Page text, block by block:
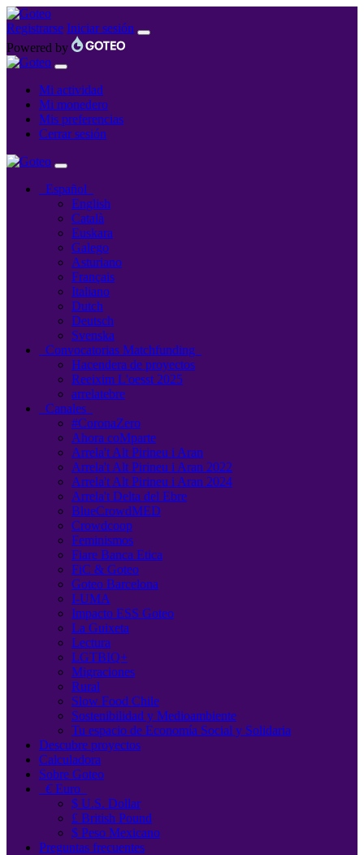
Registrarse Iniciar sesión
Powered by
Mi actividad
Mi monedero
Mis preferencias
Cerrar sesión
Español
English
Català
Euskara
Galego
Asturiano
Français
Italiano
Dutch
Deutsch
Svenska
Convocatorias Matchfunding
Hacendera de proyectos
Reeixim L'oesst 2025
arrelatebre
Canales
#CoronaZero
Ahora coMparte
Arrela't Alt Pirineu i Aran
Arrela't Alt Pirineu i Aran 2022
Arrela't Alt Pirineu i Aran 2024
Arrela't Delta del Ebre
BlueCrowdMED
Crowdcoop
Feminismos
Fiare Banca Etica
FiC & Goteo
Goteo Barcelona
I-UMA
Impacto ESS Goteo
La Guixeta
Lectura
LGTBIQ+
Migraciones
Rural
Slow Food Chile
Sostenibilidad y Medioambiente
Tu espacio de Economía Social y Solidaria
Descubre proyectos
Calculadora
Sobre Goteo
€Euro
$ U.S. Dollar
£ British Pound
$ Peso Mexicano
Preguntas frecuentes